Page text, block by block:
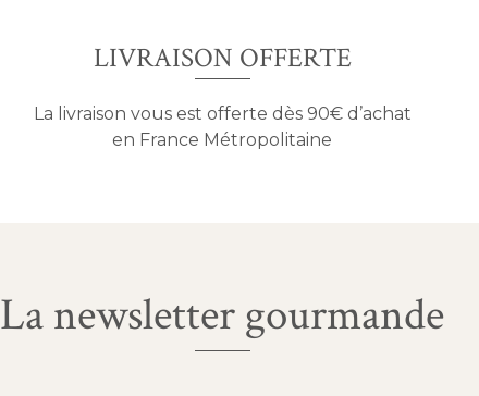
LIVRAISON OFFERTE
La livraison vous est offerte dès 90€ d’achat
en France Métropolitaine
La newsletter gourmande